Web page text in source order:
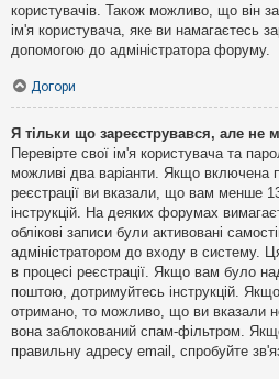
користувачів. Також можливо, що він
ім'я користувача, яке ви намагаєтесь
допомогою до адміністратора форуму.
Догори
Я тільки що зареєструвався, але не
Перевірте свої ім'я користувача та
можливі два варіанти. Якщо включена
реєстрації ви вказали, що вам менше
інструкцій. На деяких форумах
облікові записи були активовані
адміністратором до входу в систему.
в процесі реєстрації. Якщо вам було
поштою, дотримуйтесь інструкцій.
отримано, то можливо, що ви вказали
вона заблокований спам-фільтром.
правильну адресу email, спробуйте